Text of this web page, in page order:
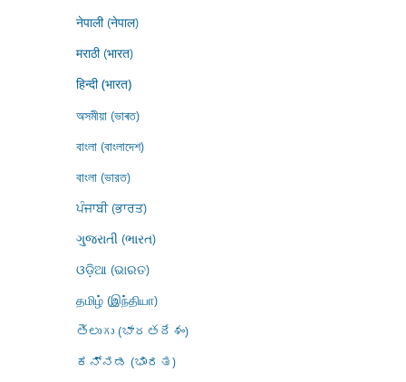
नेपाली (नेपाल)
मराठी (भारत)
हिन्दी (भारत)
অসমীয়া (ভাৰত)
বাংলা (বাংলাদেশ)
বাংলা (ভারত)
ਪੰਜਾਬੀ (ਭਾਰਤ)
ગુજરાતી (ભારત)
ଓଡ଼ିଆ (ଭାରତ)
தமிழ் (இந்தியா)
తెలుగు (భారతదేశం)
ಕನ್ನಡ (ಭಾರತ)